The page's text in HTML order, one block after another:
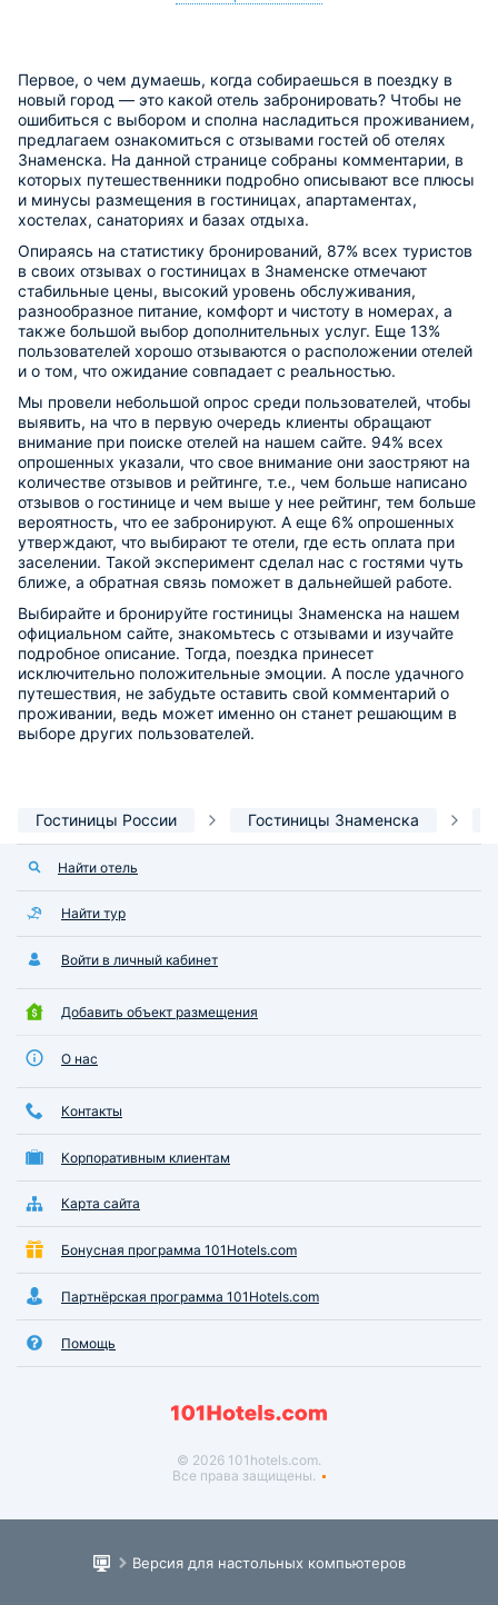
Первое, о чем думаешь, когда собираешься в поездку в
новый город — это какой отель забронировать? Чтобы не
ошибиться с выбором и сполна насладиться проживанием,
предлагаем ознакомиться с отзывами гостей об отелях
Знаменска. На данной странице собраны комментарии, в
которых путешественники подробно описывают все плюсы
и минусы размещения в гостиницах, апартаментах,
хостелах, санаториях и базах отдыха.
Опираясь на статистику бронирований, 87% всех туристов
в своих отзывах о гостиницах в Знаменске отмечают
стабильные цены, высокий уровень обслуживания,
разнообразное питание, комфорт и чистоту в номерах, а
также большой выбор дополнительных услуг. Еще 13%
пользователей хорошо отзываются о расположении отелей
и о том, что ожидание совпадает с реальностью.
Мы провели небольшой опрос среди пользователей, чтобы
выявить, на что в первую очередь клиенты обращают
внимание при поиске отелей на нашем сайте. 94% всех
опрошенных указали, что свое внимание они заостряют на
количестве отзывов и рейтинге, т.е., чем больше написано
отзывов о гостинице и чем выше у нее рейтинг, тем больше
вероятность, что ее забронируют. А еще 6% опрошенных
утверждают, что выбирают те отели, где есть оплата при
заселении. Такой эксперимент сделал нас с гостями чуть
ближе, а обратная связь поможет в дальнейшей работе.
Выбирайте и бронируйте гостиницы Знаменска на нашем
официальном сайте, знакомьтесь с отзывами и изучайте
подробное описание. Тогда, поездка принесет
исключительно положительные эмоции. А после удачного
путешествия, не забудьте оставить свой комментарий о
проживании, ведь может именно он станет решающим в
выборе других пользователей.
Гостиницы России Гостиницы Знаменска
Найти отель
Найти тур
Войти в личный кабинет
Добавить объект размещения
О нас
Контакты
Корпоративным клиентам
Карта сайта
Бонусная программа 101Hotels.com
Партнёрская программа 101Hotels.com
Помощь
© 2026 101hotels.com.
Все права защищены.
Версия для настольных компьютеров